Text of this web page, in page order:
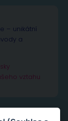
– unikátní
a
vztahu